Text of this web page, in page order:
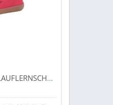
FRODDO KINDER LAUFLERNSCHUH/HALBSCHUH OLLIE RED (ROT) G2130308-6